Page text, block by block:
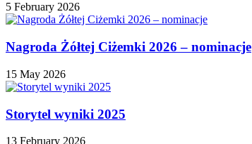
5 February 2026
Nagroda Żółtej Ciżemki 2026 – nominacje
15 May 2026
Storytel wyniki 2025
13 February 2026